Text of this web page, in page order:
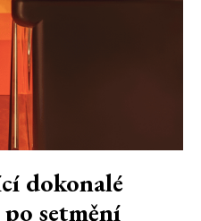
dokonalé
setmění